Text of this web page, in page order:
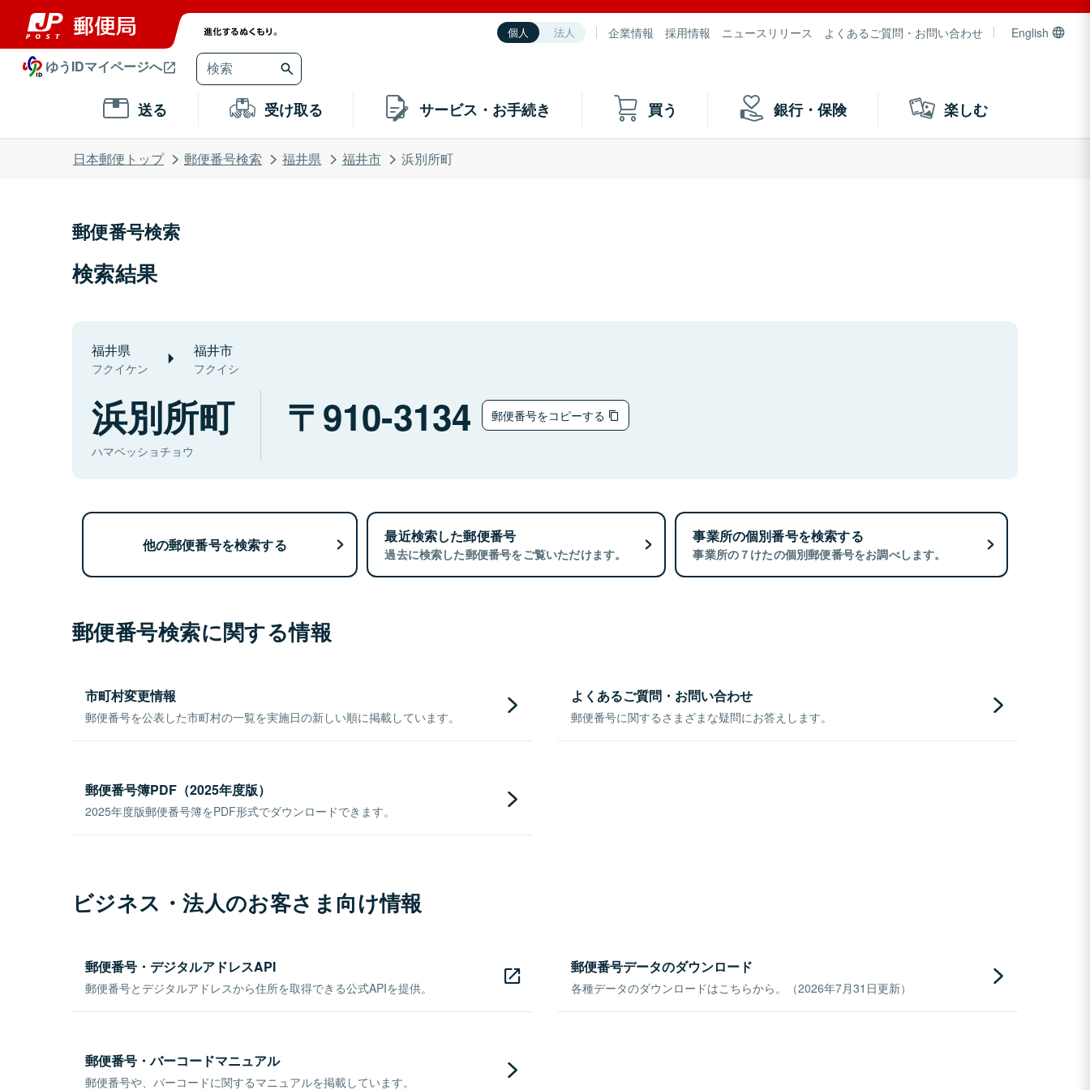
個人 法人 企業情報 採用情報 ニュースリリース よくあるご質問・お問い合わせ English
ゆうIDマイページへ
送る 受け取る サービス・お手続き 買う 銀行・保険 楽しむ
日本郵便トップ 郵便番号検索 福井県 福井市 浜別所町
郵便番号検索
検索結果
福井県
フクイケン
福井市
フクイシ
浜別所町
ハマベッショチョウ
910-3134 郵便番号をコピーする
他の郵便番号を検索する 最近検索した郵便番号
過去に検索した郵便番号をご覧いただけます。
事業所の個別番号を検索する
事業所の７けたの個別郵便番号をお調べします。
郵便番号検索に関する情報
市町村変更情報
郵便番号を公表した市町村の一覧を実施日の新しい順に掲載しています。
よくあるご質問・お問い合わせ
郵便番号に関するさまざまな疑問にお答えします。
郵便番号簿PDF（2025年度版）
2025年度版郵便番号簿をPDF形式でダウンロードできます。
ビジネス・法人のお客さま向け情報
郵便番号・デジタルアドレスAPI
郵便番号とデジタルアドレスから住所を取得できる公式APIを提供。
郵便番号データのダウンロード
各種データのダウンロードはこちらから。（2026年7月31日更新）
郵便番号・バーコードマニュアル
郵便番号や、バーコードに関するマニュアルを掲載しています。